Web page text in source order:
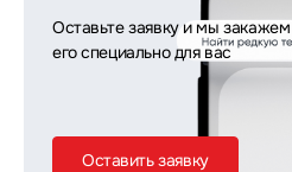
Оставьте заявку и мы закажем
его специально для вас
Оставить заявку